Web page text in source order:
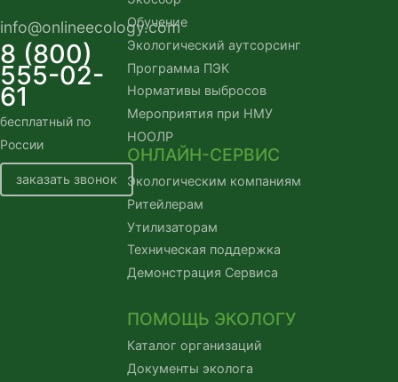
info@onlineecology.com
8 (800)
555-02-
61
бесплатный по
России
заказать звонок
Обучение
Экологический аутсорсинг
Программа ПЭК
Нормативы выбросов
Мероприятия при НМУ
НООЛР
ОНЛАЙН-СЕРВИС
Экологическим компаниям
Ритейлерам
Утилизаторам
Техническая поддержка
Демонстрация Сервиса
ПОМОЩЬ ЭКОЛОГУ
Каталог организаций
Документы эколога